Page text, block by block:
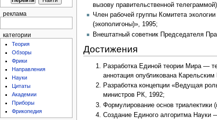
реклама
категории
Теория
Обзоры
Фрики
Направления
Науки
Цитаты
Академии
Приборы
Фрикопедия
вызову правительственной
Член рабочей группы Комитета
(экополигоны)», 1995;
Внештатный советник Председателя
Достижения
Разработка Единой теории Мира —
аннотация опубликована
Разработка концепции «Ведущая
министров РК, 1992;
Формулирование основ триалектики
Создание Единого алгоритма Науки